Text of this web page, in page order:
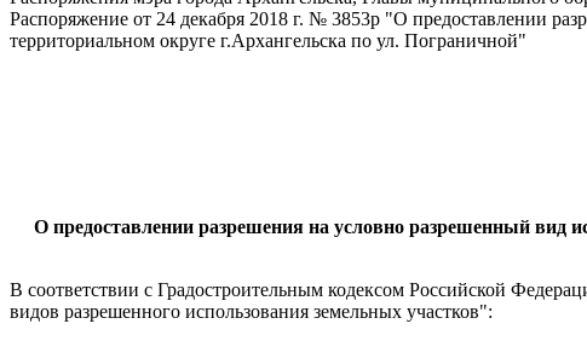
Распоряжение от 24 декабря 2018 г. № 3853р "О предоставлении
территориальном округе г.Архангельска по ул. Пограничной"
О предоставлении разрешения на условно разрешенный вид
В соответствии с Градостроительным кодексом Российской
видов разрешенного использования земельных участков":